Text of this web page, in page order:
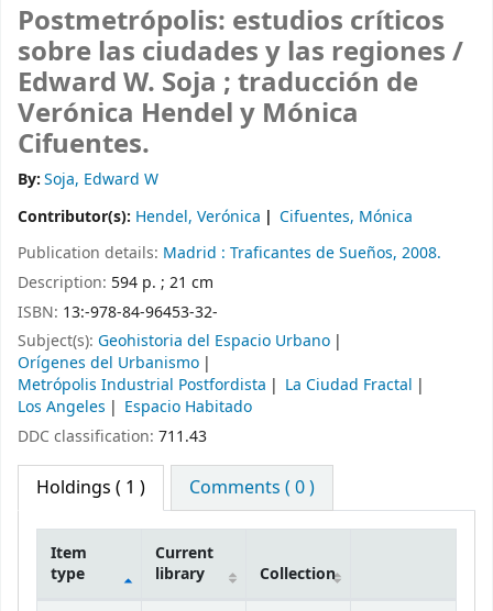
Postmetrópolis: estudios críticos
sobre las ciudades y las regiones /
Edward W. Soja ; traducción de
Verónica Hendel y Mónica
Cifuentes.
By:Soja, Edward W
Contributor(s): Hendel, Verónica
Cifuentes, Mónica
Publication details: Madrid : Traficantes de Sueños, 2008.
Description: 594 p. ; 21 cm
ISBN: 13:-978-84-96453-32-
Subject(s): Geohistoria del Espacio Urbano
Orígenes del Urbanismo
Metrópolis Industrial Postfordista
La Ciudad Fractal
Los Angeles
Espacio Habitado
DDC classification: 711.43
Holdings ( 1 ) Comments ( 0 )
Item
type
Current
library
Collection